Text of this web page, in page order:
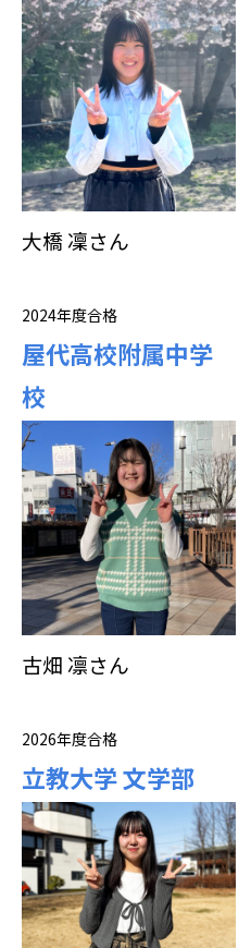
大橋 凜さん
2024年度合格
屋代高校附属中学
校
古畑 凛さん
2026年度合格
立教大学 文学部